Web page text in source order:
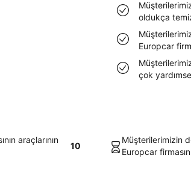
oldukça
Europcar
çok
araçlarının
10
Müşterilerimizin
Europcar